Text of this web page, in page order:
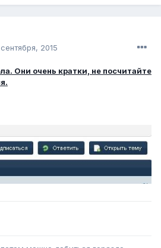
2015
Они очень кратки, не посчитайте